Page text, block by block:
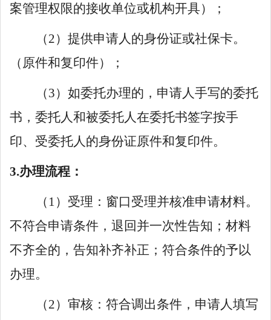
案管理权限的接收单位或机构开具）；
（2）提供申请人的身份证或社保卡。
（原件和复印件）；
（3）如委托办理的，申请人手写的委托
书，委托人和被委托人在委托书签字按手
印、受委托人的身份证原件和复印件。
3.办理流程：
（ 1）受理：窗口受理并核准申请材料。
不符合申请条件，退回并一次性告知；材料
不齐全的，告知补齐补正；符合条件的予以
办理。
（2）审核：符合调出条件，申请人填写